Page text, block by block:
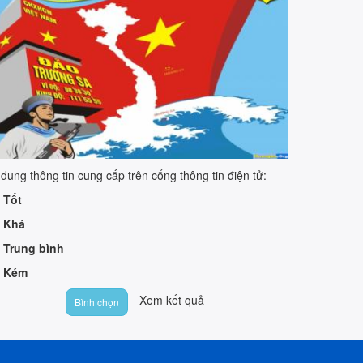
thông tin cung cấp trên cổng thông tin điện tử:
Tốt
Khá
Trung bình
Kém
Bình chọn Xem kết quả